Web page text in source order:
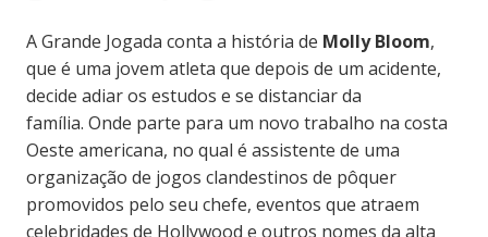
A Grande Jogada conta a história de Molly Bloom,
que é uma jovem atleta que depois de um acidente,
decide adiar os estudos e se distanciar da
família. Onde parte para um novo trabalho na costa
Oeste americana, no qual é assistente de uma
organização de jogos clandestinos de pôquer
promovidos pelo seu chefe, eventos que atraem
celebridades de Hollywood e outros nomes da alta